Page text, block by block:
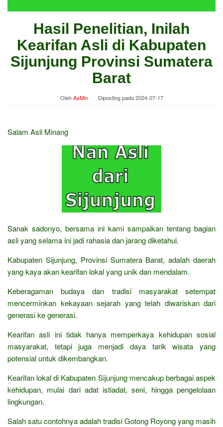
Hasil Penelitian, Inilah
Kearifan Asli di Kabupaten
Sijunjung Provinsi Sumatera
Barat
OlehAsMin Diposting pada2024-07-17
Salam Asli Minang
Sanak sadonyo, bersama ini kami sampaikan tentang bagian
asli yang selama ini jadi rahasia dan jarang diketahui.
Kabupaten Sijunjung, Provinsi Sumatera Barat, adalah daerah
yang kaya akan kearifan lokal yang unik dan mendalam.
Keberagaman budaya dan tradisi masyarakat setempat
mencerminkan kekayaan sejarah yang telah diwariskan dari
generasi ke generasi.
Kearifan asli ini tidak hanya memperkaya kehidupan sosial
masyarakat, tetapi juga menjadi daya tarik wisata yang
potensial untuk dikembangkan.
Kearifan lokal di Kabupaten Sijunjung mencakup berbagai aspek
kehidupan, mulai dari adat istiadat, seni, hingga pengelolaan
lingkungan.
Salah satu contohnya adalah tradisi Gotong Royong yang masih